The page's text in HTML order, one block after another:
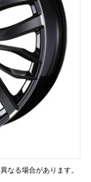
なる場合があります。